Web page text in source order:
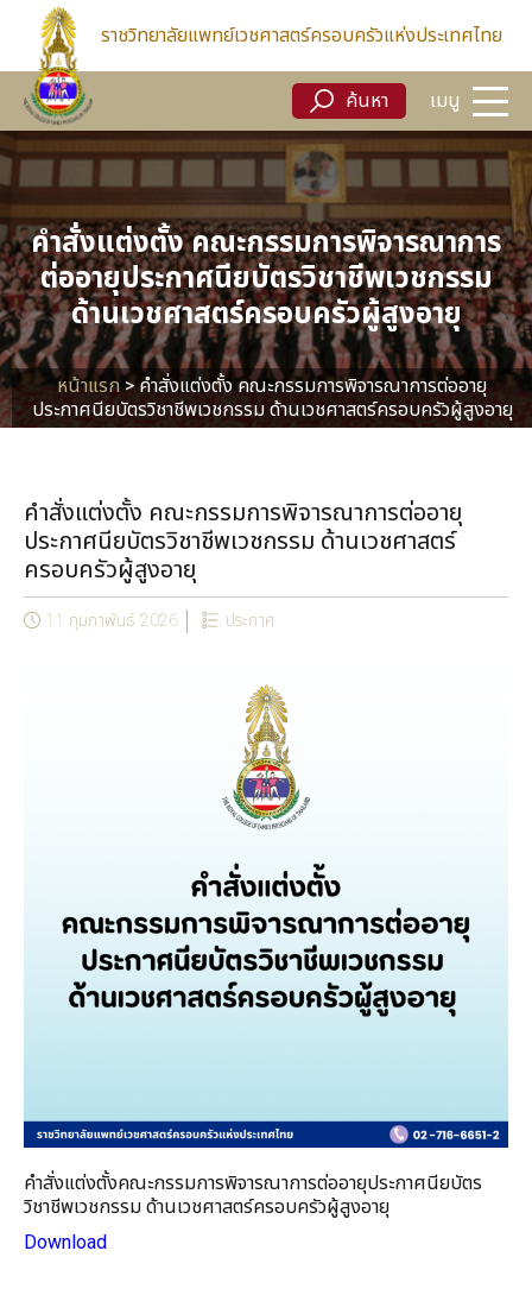
ราชวิทยาลัยแพทย์เวชศาสตร์ครอบครัวแห่งประเทศไทย
ค้นหา เมนู
ค้นหา เมนู
คำสั่งแต่งตั้ง คณะกรรมการพิจารณาการ
ต่ออายุประกาศนียบัตรวิชาชีพเวชกรรม
ด้านเวชศาสตร์ครอบครัวผู้สูงอายุ
หน้าแรก>คำสั่งแต่งตั้ง คณะกรรมการพิจารณาการต่ออายุ
ประกาศนียบัตรวิชาชีพเวชกรรม ด้านเวชศาสตร์ครอบครัวผู้สูงอายุ
คำสั่งแต่งตั้ง คณะกรรมการพิจารณาการต่ออายุ
ประกาศนียบัตรวิชาชีพเวชกรรม ด้านเวชศาสตร์
ครอบครัวผู้สูงอายุ
11 กุมภาพันธ์ 2026 ประกาศ
คำสั่งแต่งตั้งคณะกรรมการพิจารณาการต่ออายุประกาศนียบัตร
วิชาชีพเวชกรรมด้านเวชศาสตร์ครอบครัวผู้สูงอายุ
Download